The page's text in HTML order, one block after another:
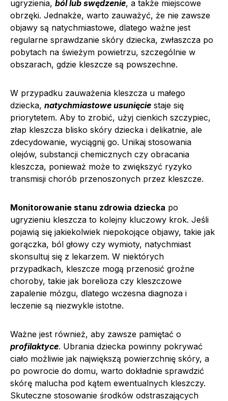
ugryzienia, ból lub swędzenie, a także miejscowe
obrzęki. Jednakże, warto zauważyć, że nie zawsze
objawy są natychmiastowe, dlatego ważne jest
regularne sprawdzanie skóry dziecka, zwłaszcza po
pobytach na świeżym powietrzu, szczególnie w
obszarach, gdzie kleszcze są powszechne.
W przypadku zauważenia kleszcza u małego
dziecka, natychmiastowe usunięcie staje się
priorytetem. Aby to zrobić, użyj cienkich szczypiec,
złap kleszcza blisko skóry dziecka i delikatnie, ale
zdecydowanie, wyciągnij go. Unikaj stosowania
olejów, substancji chemicznych czy obracania
kleszcza, ponieważ może to zwiększyć ryzyko
transmisji chorób przenoszonych przez kleszcze.
Monitorowanie stanu zdrowia dziecka po
ugryzieniu kleszcza to kolejny kluczowy krok. Jeśli
pojawią się jakiekolwiek niepokojące objawy, takie jak
gorączka, ból głowy czy wymioty, natychmiast
skonsultuj się z lekarzem. W niektórych
przypadkach, kleszcze mogą przenosić groźne
choroby, takie jak borelioza czy kleszczowe
zapalenie mózgu, dlatego wczesna diagnoza i
leczenie są niezwykle istotne.
Ważne jest również, aby zawsze pamiętać o
profilaktyce. Ubrania dziecka powinny pokrywać
ciało możliwie jak największą powierzchnię skóry, a
po powrocie do domu, warto dokładnie sprawdzić
skórę malucha pod kątem ewentualnych kleszczy.
Skuteczne stosowanie środków odstraszających